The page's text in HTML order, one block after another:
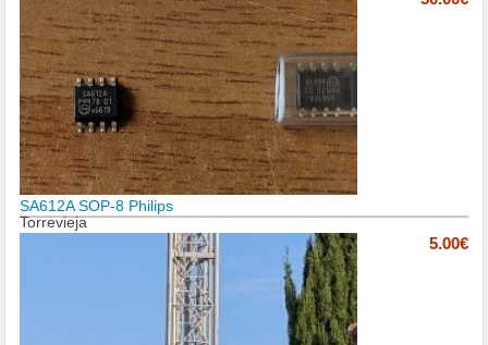
SA612A SOP-8 Philips
Torrevieja
5.00€